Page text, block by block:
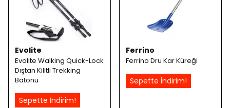
Evolite
Evolite Walking Quick-Lock
Dıştan Kilitli Trekking
Batonu
Sepette İndirim!
Ferrino
Ferrino Dru Kar Küreği
Sepette İndirim!